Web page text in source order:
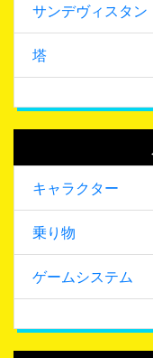
サンデヴィスタン
塔
キャラクター
乗り物
ゲームシステム